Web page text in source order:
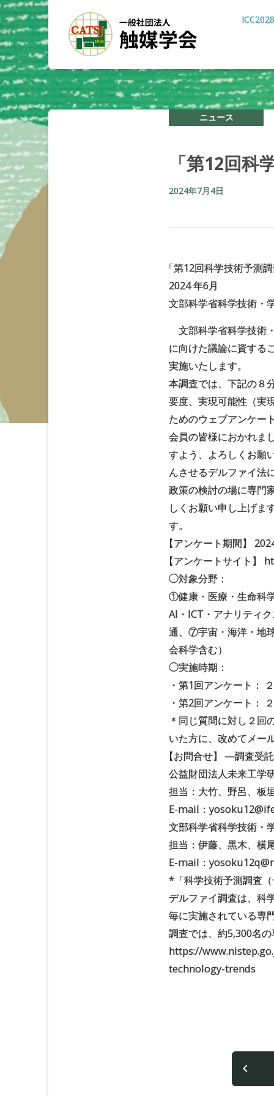
ニュース
「第12回科
2024年7月4日
「第12回科学技術予測
2024 年6月
文部科学省科学技術・
文部科学省科学技術
に向けた議論に資する
実施いたします。
本調査では、下記の８
要度、実現可能性（実
ためのウェブアンケー
会員の皆様におかれま
すよう、よろしくお願
んさせるデルファイ法
政策の検討の場に専門
しくお願い申し上げま
す。
【アンケート期間】
【アンケートサイト】
◯対象分野：
①健康・医療・生命科
AI・ICT・アナリティ
通、⑦宇宙・海洋・地
会科学含む）
◯実施時期：
・第1回アンケート：
・第2回アンケート：
＊同じ質問に対し２回
いた方に、改めてメー
【お問合せ】 ―調査受
公益財団法人未来工学
担当：大竹、野呂、板
E-mail：
文部科学省科学技術・
担当：伊藤、黒木、横
E-mail：
*「科学技術予測調査
デルファイ調査は、科
毎に実施されている専
調査では、約5,300名
https://
technology-trends